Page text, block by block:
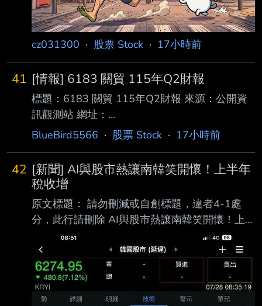
30 4.1月1日累
cz031300 · 股票 Stock · 17小時前
41 [情報] 6183 關貿 115年Q2財報
標題：6183 關貿 115年Q2財報 來源：公開資
訊觀測站 網址：
https://mopsov.twse.com.tw/mops/web/t05sr01
期:115/08/06 2.審計委員會通過日期:115/08/06
3.財務報告或年度自結財務資訊報導期間 起訖日
期
(XXX/XX/XX~XXX/XX/XX):115/01/01~115/06/
30 4.1月1日累計至本期止營業收入(仟
元):1359348 5.1月1日累計至本期止營業毛利
(毛損) (仟元):6
BlueBird5566 · 股票 Stock · 17小時前
42 [新聞] AI與股市熱讓南韓笑開懷！上半年
稅收增
原文標題： 請勿刪減或自創標題，違者4-1處
分，此行請刪除 AI與股市熱讓南韓笑開懷！上
半年稅收增長17.4%，三星、SK海力士和散戶成
國庫金雞母 原文連結： 網址超過一行，請用縮
網址，連結不能點擊者板規 1-2-2 處分。
https://www.storm.mg/article/11154610 發布
時間： 請勿張貼超過3天新聞 8/6 記者署名： 原